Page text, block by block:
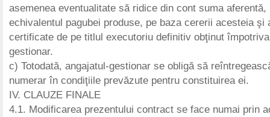
asemenea eventualitate să ridice din cont suma aferentă,
echivalentul pagubei produse, pe baza cererii acesteia şi
certificate de pe titlul executoriu definitiv obţinut
gestionar.
c) Totodată, angajatul-gestionar se obligă să
numerar în condiţiile prevăzute pentru constituirea ei.
IV. CLAUZE FINALE
4.1. Modificarea prezentului contract se face numai prin